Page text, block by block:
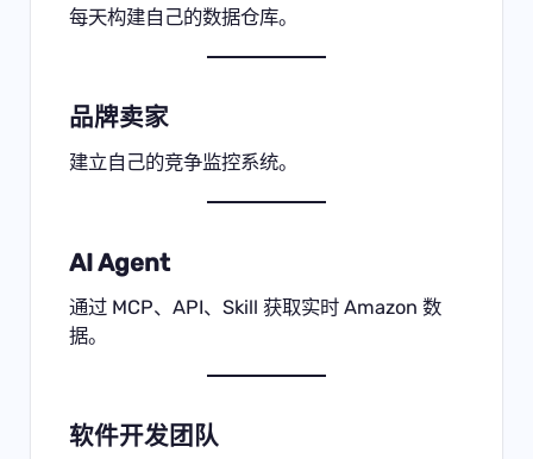
每天构建自己的数据仓库。
品牌卖家
建立自己的竞争监控系统。
AI Agent
通过 MCP、API、Skill 获取实时 Amazon 数
据。
软件开发团队